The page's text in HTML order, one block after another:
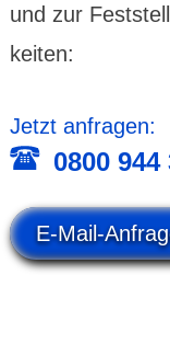
und zur
keiten:
Jetzt anfragen:
0800 944
E-Mail-